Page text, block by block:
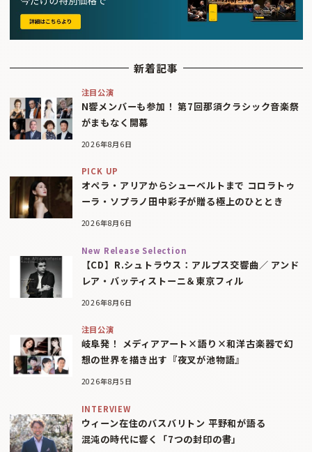
新着記事
注目公演
N響メンバーも参加！ 第7回那須クラシック音楽祭
がまもなく開幕
2026年8月6日
PICK UP
オペラ・アリアからシューベルトまで コロラトゥ
ーラ・ソプラノ田中彩子が贈る極上のひととき
2026年8月6日
New Release Selection
【CD】R.シュトラウス：アルプス交響曲／ アンド
レア・バッティストーニ＆東京フィル
2026年8月6日
注目公演
岐阜発！ メディアアート×語り×和洋古楽器で幻
想の世界を描き出す『夜叉が池物語』
2026年8月5日
INTERVIEW
ウィーン在住のバスバリトン 平野和が語る
混沌の時代に響く「7つの封印の書」